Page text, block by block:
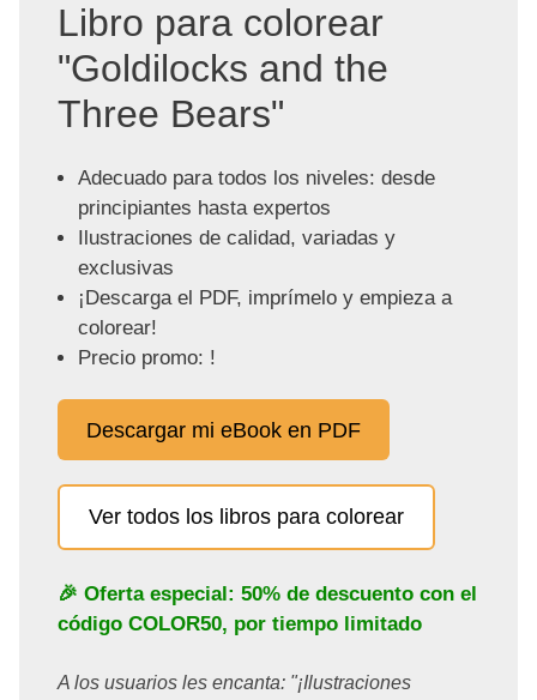
Libro para colorear
"Goldilocks and the
Three Bears"
Adecuado para todos los niveles: desde
principiantes hasta expertos
Ilustraciones de calidad, variadas y
exclusivas
¡Descarga el PDF, imprímelo y empieza a
colorear!
Precio promo: !
Descargar mi eBook en PDF
Ver todos los libros para colorear
🎉 Oferta especial: 50% de descuento con el
código COLOR50, por tiempo limitado
A los usuarios les encanta: "¡Ilustraciones